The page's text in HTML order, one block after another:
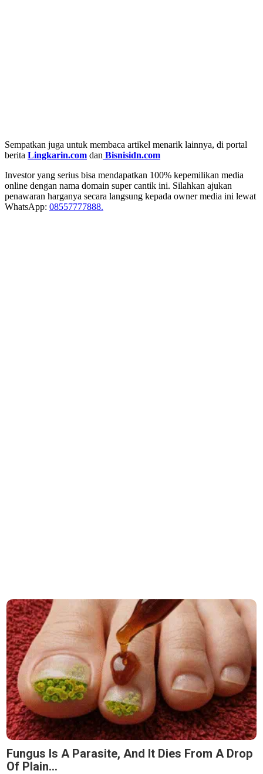
Sempatkan juga untuk membaca artikel menarik lainnya, di portal
berita Lingkarin.com dan Bisnisidn.com
Investor yang serius bisa mendapatkan 100% kepemilikan media
online dengan nama domain super cantik ini. Silahkan ajukan
penawaran harganya secara langsung kepada owner media ini lewat
WhatsApp: 08557777888.
Fungus Is A Parasite, And It Dies From A Drop
Of Plain...